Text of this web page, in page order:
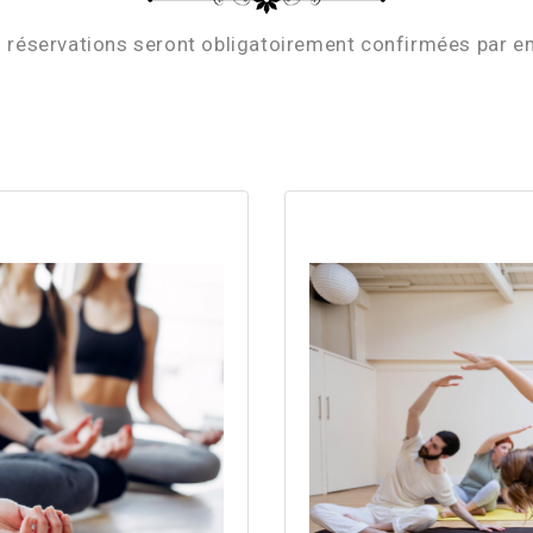
réservations seront obligatoirement confirmées par